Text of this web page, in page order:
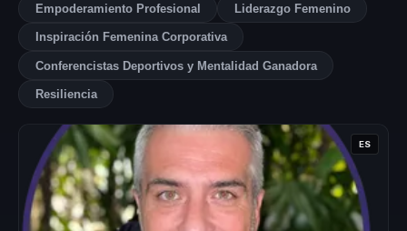
Empoderamiento Profesional Liderazgo Femenino
Inspiración Femenina Corporativa
Conferencistas Deportivos y Mentalidad Ganadora
Resiliencia
ES